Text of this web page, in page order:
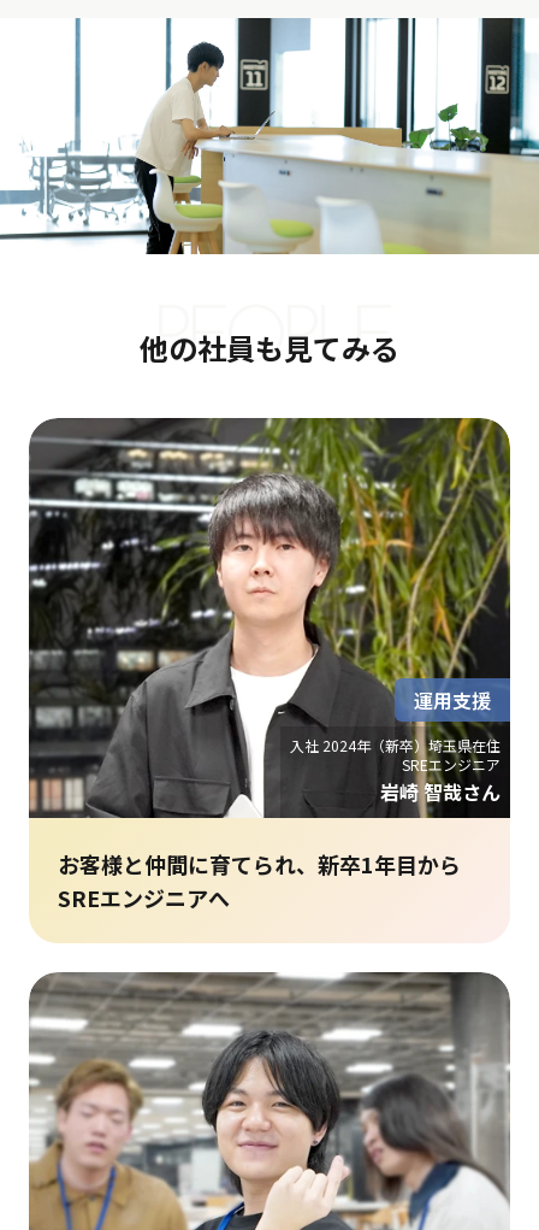
PEOPLE
他の社員も見てみる
入社 2024年（新卒）埼玉県在住
SREエンジニア
岩崎 智哉さん
運用支援
お客様と仲間に育てられ、新卒1年目から
SREエンジニアへ